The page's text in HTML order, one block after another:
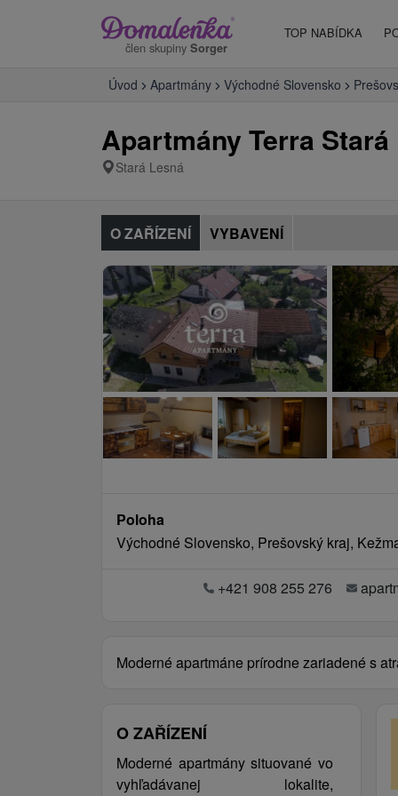
člen skupiny Sorger
TOP NABÍDKA
Úvod Apartmány Východné Slovensko
Apartmány Terra Stará
Stará Lesná
O ZAŘÍZENÍ VYBAVENÍ
Poloha
Východné Slovensko, Prešovský kraj,
+421 908 255 276
Moderné apartmáne prírodne zariadené s
O ZAŘÍZENÍ
Moderné apartmány situované vo
vyhľadávanej lokalite,